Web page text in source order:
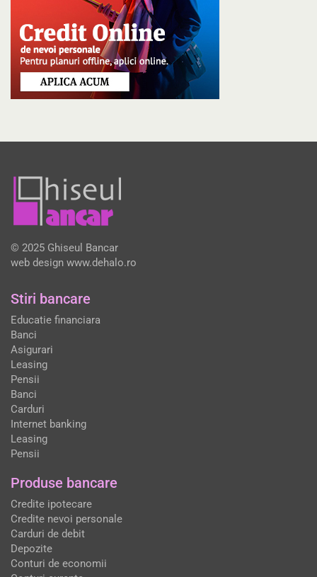
© 2025 Ghiseul Bancar
web design www.dehalo.ro
Stiri bancare
Educatie financiara
Banci
Asigurari
Leasing
Pensii
Banci
Carduri
Internet banking
Leasing
Pensii
Produse bancare
Credite ipotecare
Credite nevoi personale
Carduri de debit
Depozite
Conturi de economii